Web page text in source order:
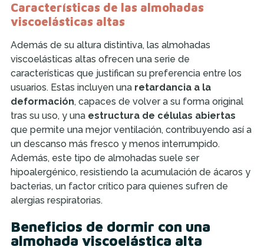
Características de las almohadas
viscoelásticas altas
Además de su altura distintiva, las almohadas
viscoelásticas altas ofrecen una serie de
características que justifican su preferencia entre los
usuarios. Estas incluyen una retardancia a la
deformación, capaces de volver a su forma original
tras su uso, y una estructura de células abiertas
que permite una mejor ventilación, contribuyendo así a
un descanso más fresco y menos interrumpido.
Además, este tipo de almohadas suele ser
hipoalergénico, resistiendo la acumulación de ácaros y
bacterias, un factor crítico para quienes sufren de
alergias respiratorias.
Beneficios de dormir con una
almohada viscoelástica alta